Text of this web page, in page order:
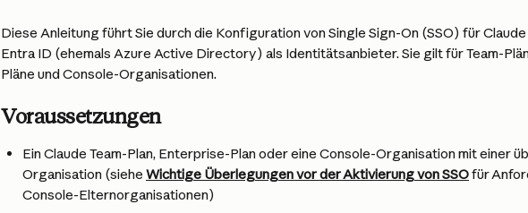
Diese Anleitung führt Sie durch die Konfiguration von Single Sign-On (SSO) für
Entra ID (ehemals Azure Active Directory) als Identitätsanbieter. Sie gilt für Team-
Pläne und Console-Organisationen.
Voraussetzungen
Ein Claude Team-Plan, Enterprise-Plan oder eine Console-Organisation mit einer
Organisation (siehe Wichtige Überlegungen vor der Aktivierung von SSO für
Console-Elternorganisationen)